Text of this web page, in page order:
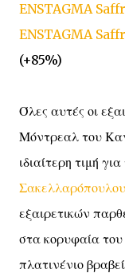
ENSTAGMA
ENSTAGMA
(+85%)
Όλες αυτές οι
Μόντρεαλ του
ιδιαίτερη τιμή για
Σακελλαρόπουλου
εξαιρετικών
στα κορυφαία
πλατινένιο